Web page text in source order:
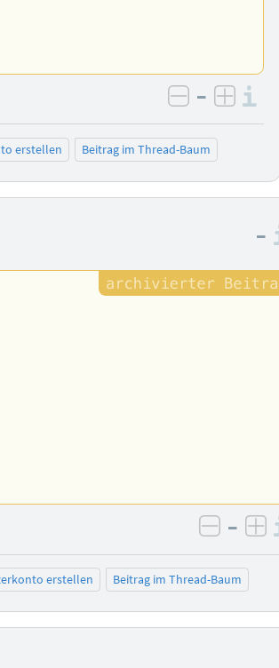
negativ
–
erstellen Beitrag im Thread-Baum
–
negativ
–
erstellen Beitrag im Thread-Baum